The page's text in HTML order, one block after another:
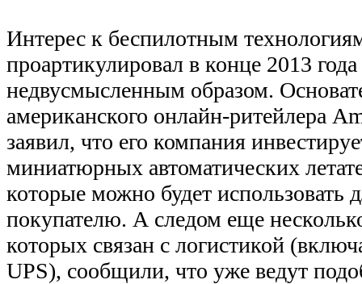
Интерес к беспилотным
проартикулировал в конце 2013
недвусмысленным образом.
американского онлайн-ритейлера
заявил, что его компания
миниатюрных автоматических
которые можно будет использовать
покупателю. А следом еще
которых связан с логистикой
UPS), сообщили, что уже ведут